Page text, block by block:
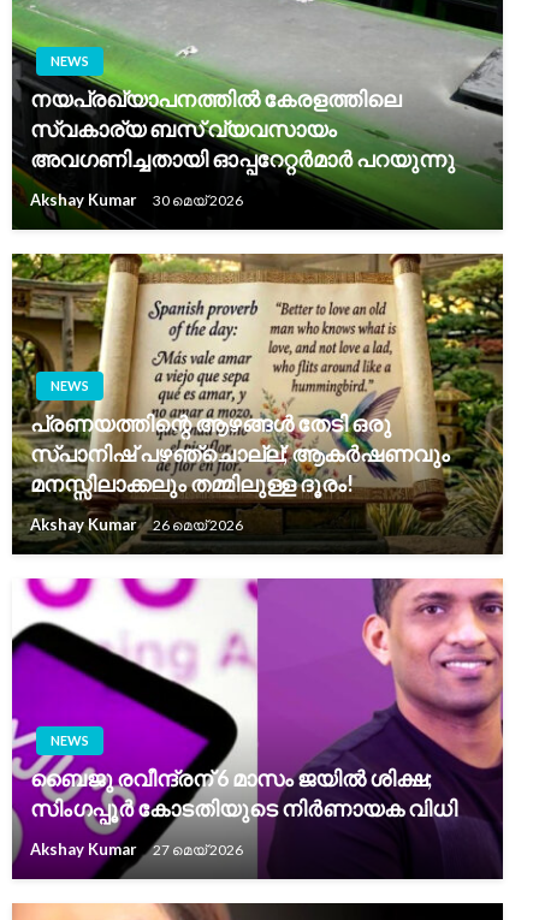
NEWS
നയപ്രഖ്യാപനത്തിൽ കേരളത്തിലെ
സ്വകാര്യ ബസ് വ്യവസായം
അവഗണിച്ചതായി ഓപ്പറേറ്റർമാർ പറയുന്നു
Akshay Kumar 30 മെയ്‌ 2026
NEWS
പ്രണയത്തിന്റെ ആഴങ്ങൾ തേടി ഒരു
സ്പാനിഷ് പഴഞ്ചൊല്ല്; ആകർഷണവും
മനസ്സിലാക്കലും തമ്മിലുള്ള ദൂരം!
Akshay Kumar 26 മെയ്‌ 2026
NEWS
ബൈജു രവീന്ദ്രന് 6 മാസം ജയിൽ ശിക്ഷ;
സിംഗപ്പൂർ കോടതിയുടെ നിർണായക വിധി
Akshay Kumar 27 മെയ്‌ 2026